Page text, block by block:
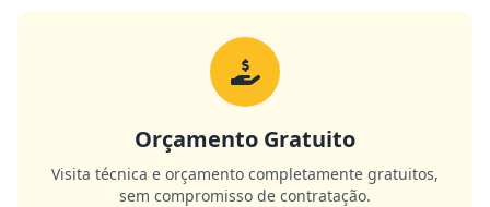
Orçamento Gratuito
Visita técnica e orçamento completamente gratuitos,
sem compromisso de contratação.